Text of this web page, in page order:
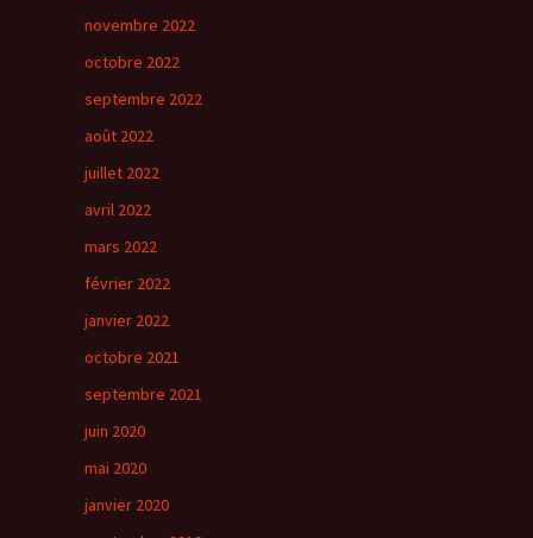
novembre 2022
octobre 2022
septembre 2022
août 2022
juillet 2022
avril 2022
mars 2022
février 2022
janvier 2022
octobre 2021
septembre 2021
juin 2020
mai 2020
janvier 2020